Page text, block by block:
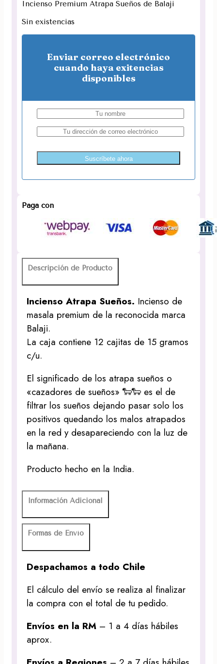
Incienso Premium Atrapa Sueños de Balaji
Sin existencias
Enviar correo electrónico
cuando haya exitencias
disponibles
Suscríbete ahora
Paga con
Descripción de Producto
Incienso Atrapa Sueños. Incienso de
masala premium de la reconocida marca
Balaji.
La caja contiene 12 cajitas de 15 gramos
c/u.
El significado de los atrapa sueños o
«cazadores de sueños» 🐑🐑 es el de
filtrar los sueños dejando pasar solo los
positivos quedando los malos atrapados
en la red y desapareciendo con la luz de
la mañana.
Producto hecho en la India.
Información Adicional
Formas de Envío
Despachamos a todo Chile
El cálculo del envío se realiza al finalizar
la compra con el total de tu pedido.
Envíos en la RM – 1 a 4 días hábiles
aprox.